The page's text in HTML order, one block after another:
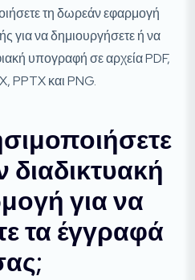
τη δωρεάν εφαρμογή
για να δημιουργήσετε ή να
υπογραφή σε αρχεία PDF,
PPTX και PNG.
για να
τα έγγραφά